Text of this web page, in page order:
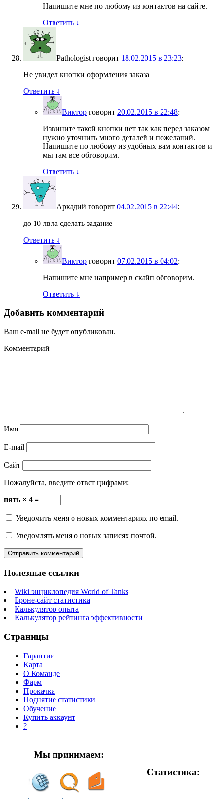
Напишите мне по любому из контактов на сайте.
Ответить ↓
Pathologist говорит 18.02.2015 в 23:23:
Не увидел кнопки оформления заказа
Ответить ↓
Виктор говорит 20.02.2015 в 22:48:
Извините такой кнопки нет так как перед заказом
нужно уточнить много деталей и пожеланий.
Напишите по любому из удобных вам контактов и
мы там все обговорим.
Ответить ↓
Аркадий говорит 04.02.2015 в 22:44:
до 10 лвла сделать задание
Ответить ↓
Виктор говорит 07.02.2015 в 04:02:
Напишите мне например в скайп обговорим.
Ответить ↓
Добавить комментарий
Ваш e-mail не будет опубликован.
Комментарий
Имя
E-mail
Сайт
Пожалуйста, введите ответ цифрами:
пять × 4 =
Уведомить меня о новых комментариях по email.
Уведомлять меня о новых записях почтой.
Полезные ссылки
Wiki энциклопедия World of Tanks
Броне-сайт статистика
Калькулятор опыта
Калькулятор рейтинга эффективности
Страницы
Гарантии
Карта
О Команде
Фарм
Прокачка
Поднятие статистики
Обучение
Купить аккаунт
?
Мы принимаем:
Статистика: